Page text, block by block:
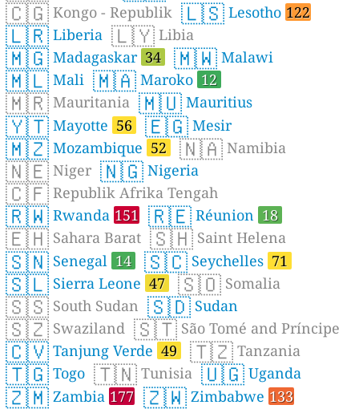
🇨🇬 Kongo - Republik 🇱🇸 Lesotho 122
🇱🇷 Liberia 🇱🇾 Libia
🇲🇬 Madagaskar 34 🇲🇼 Malawi
🇲🇱 Mali 🇲🇦 Maroko 12
🇲🇷 Mauritania 🇲🇺 Mauritius
🇾🇹 Mayotte 56 🇪🇬 Mesir
🇲🇿 Mozambique 52 🇳🇦 Namibia
🇳🇪 Niger 🇳🇬 Nigeria
🇨🇫 Republik Afrika Tengah
🇷🇼 Rwanda 151 🇷🇪 Réunion 18
🇪🇭 Sahara Barat 🇸🇭 Saint Helena
🇸🇳 Senegal 14 🇸🇨 Seychelles 71
🇸🇱 Sierra Leone 47 🇸🇴 Somalia
🇸🇸 South Sudan 🇸🇩 Sudan
🇸🇿 Swaziland 🇸🇹 São Tomé and Príncipe
🇨🇻 Tanjung Verde 49 🇹🇿 Tanzania
🇹🇬 Togo 🇹🇳 Tunisia 🇺🇬 Uganda
🇿🇲 Zambia 177 🇿🇼 Zimbabwe 133